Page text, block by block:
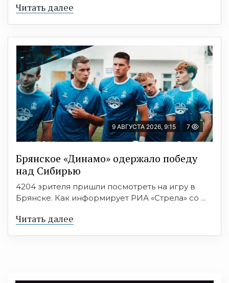
Читать далее
9 АВГУСТА 2026, 9:15 7
Брянское «Динамо» одержало победу
над Сибирью
4204 зрителя пришли посмотреть на игру в
Брянске. Как информирует РИА «Стрела» со ...
Читать далее